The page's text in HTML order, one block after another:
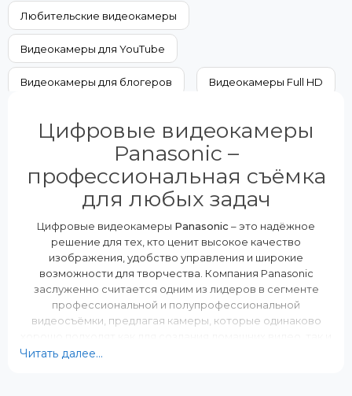
Япония
NFC:
Нет
Максимальное разрешение видеосъемки:
1920x1080
Любительские видеокамеры
Видеокамеры для YouTube
Видеокамеры для блогеров Видеокамеры Full HD
Профессиональные видеокамеры
Цифровые видеокамеры
Panasonic –
профессиональная съёмка
для любых задач
Цифровые видеокамеры Panasonic – это надёжное
решение для тех, кто ценит высокое качество
изображения, удобство управления и широкие
возможности для творчества. Компания Panasonic
заслуженно считается одним из лидеров в сегменте
профессиональной и полупрофессиональной
видеосъёмки, предлагая камеры, которые одинаково
Читать далее...